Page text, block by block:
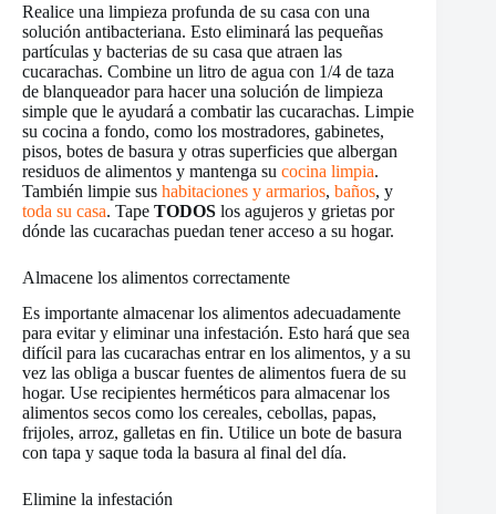
Realice una limpieza profunda de su casa con una
solución antibacteriana. Esto eliminará las pequeñas
partículas y bacterias de su casa que atraen las
cucarachas. Combine un litro de agua con 1/4 de taza
de blanqueador para hacer una solución de limpieza
simple que le ayudará a combatir las cucarachas. Limpie
su cocina a fondo, como los mostradores, gabinetes,
pisos, botes de basura y otras superficies que albergan
residuos de alimentos y mantenga su cocina limpia.
También limpie sus habitaciones y armarios, baños, y
toda su casa. Tape TODOS los agujeros y grietas por
dónde las cucarachas puedan tener acceso a su hogar.
Almacene los alimentos correctamente
Es importante almacenar los alimentos adecuadamente
para evitar y eliminar una infestación. Esto hará que sea
difícil para las cucarachas entrar en los alimentos, y a su
vez las obliga a buscar fuentes de alimentos fuera de su
hogar. Use recipientes herméticos para almacenar los
alimentos secos como los cereales, cebollas, papas,
frijoles, arroz, galletas en fin. Utilice un bote de basura
con tapa y saque toda la basura al final del día.
Elimine la infestación